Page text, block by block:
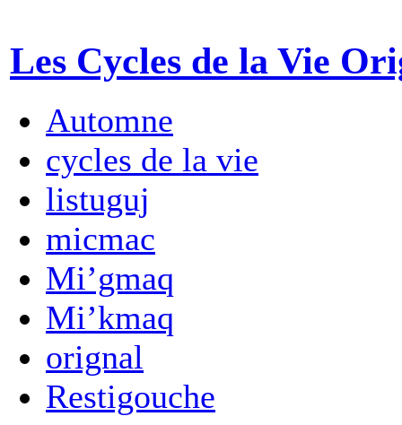
Les Cycles de la Vie
Automne
cycles de la vie
listuguj
micmac
Mi’gmaq
Mi’kmaq
orignal
Restigouche